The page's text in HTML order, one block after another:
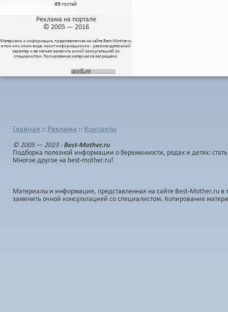
49гостей
Реклама на портале
© 2005 — 2016
Материалы и информация, представленная на сайте Best-Mother.ru
в том или ином виде, носит информационно - рекомендательный
характер и ее нельзя заменить очной консультацией со
специалистом. Копирование материалов запрещено.
Главная :: Реклама :: Контакты
© 2005 — 2023 - Best-Mother.ru
Подборка полезной информации о беременности, родах и детях:
Многое другое на best-mother.ru!
Материалы и информация, представленная на сайте Best-Mother.ru
заменить очной консультацией со специалистом. Копирование